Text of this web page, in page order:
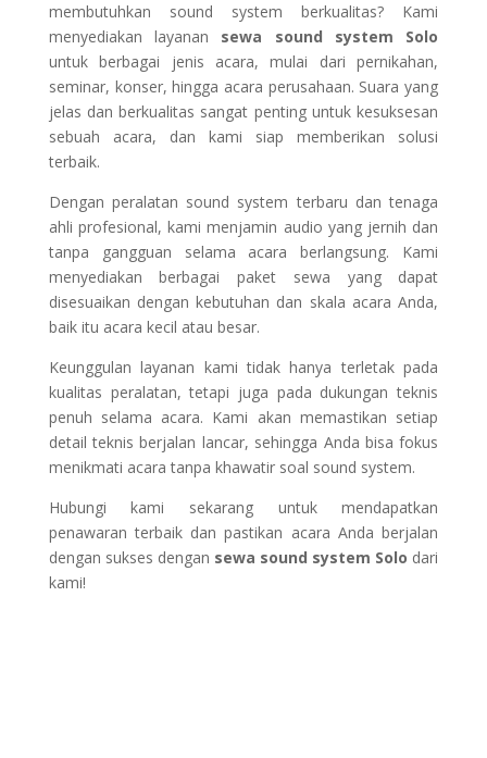
membutuhkan sound system berkualitas? Kami
menyediakan layanan sewa sound system Solo
untuk berbagai jenis acara, mulai dari pernikahan,
seminar, konser, hingga acara perusahaan. Suara yang
jelas dan berkualitas sangat penting untuk kesuksesan
sebuah acara, dan kami siap memberikan solusi
terbaik.
Dengan peralatan sound system terbaru dan tenaga
ahli profesional, kami menjamin audio yang jernih dan
tanpa gangguan selama acara berlangsung. Kami
menyediakan berbagai paket sewa yang dapat
disesuaikan dengan kebutuhan dan skala acara Anda,
baik itu acara kecil atau besar.
Keunggulan layanan kami tidak hanya terletak pada
kualitas peralatan, tetapi juga pada dukungan teknis
penuh selama acara. Kami akan memastikan setiap
detail teknis berjalan lancar, sehingga Anda bisa fokus
menikmati acara tanpa khawatir soal sound system.
Hubungi kami sekarang untuk mendapatkan
penawaran terbaik dan pastikan acara Anda berjalan
dengan sukses dengan sewa sound system Solo dari
kami!